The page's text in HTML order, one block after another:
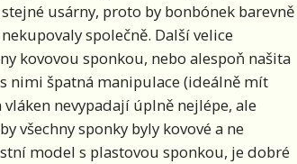
usárny, proto by bonbónek barevně
společně. Další velice
kovovou sponkou, nebo alespoň našita
nimi špatná manipulace (ideálně mít
nevypadají úplně nejlépe, ale
všechny sponky byly kovové a ne
model s plastovou sponkou, je dobré